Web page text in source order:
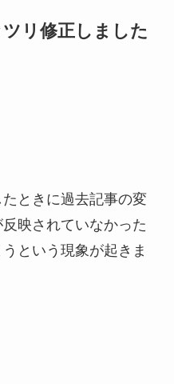
リ修正しました
ときに過去記事の変
映されていなかった
という現象が起きま